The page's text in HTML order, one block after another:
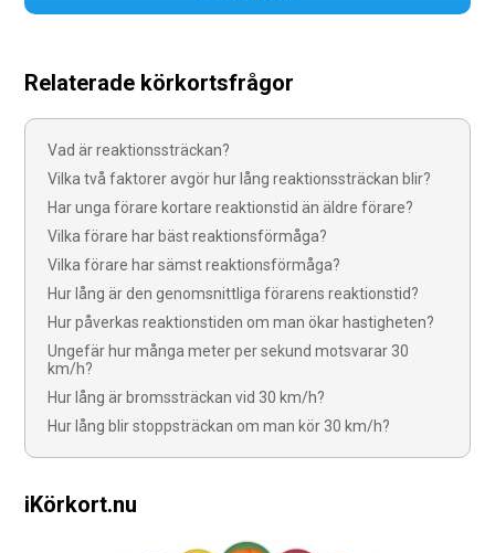
Relaterade körkortsfrågor
Vad är reaktionssträckan?
Vilka två faktorer avgör hur lång reaktionssträckan blir?
Har unga förare kortare reaktionstid än äldre förare?
Vilka förare har bäst reaktionsförmåga?
Vilka förare har sämst reaktionsförmåga?
Hur lång är den genomsnittliga förarens reaktionstid?
Hur påverkas reaktionstiden om man ökar hastigheten?
Ungefär hur många meter per sekund motsvarar 30
km/h?
Hur lång är bromssträckan vid 30 km/h?
Hur lång blir stoppsträckan om man kör 30 km/h?
iKörkort.nu